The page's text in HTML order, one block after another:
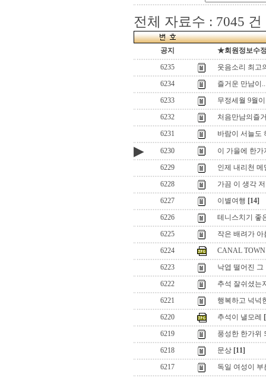
전체 자료수 : 7045 건
공지
★회원정보수
6235
웃음소리 최고
6234
즐거운 만남이
6233
무정세월 9월
6232
처음만남의즐
6231
바람이 서늘도
▶ 6230
이 가을에 한가
6229
인제 내리천 메
6228
가끔 이 생각
6227
이별여행 [14]
6226
테니스치기 좋
6225
작은 배려가 아
6224
CANAL TOWN
6223
낙엽 떨어진
6222
추석 잘쉬셨는
6221
행복하고 넉넉
6220
추석이 낼모레
6219
풍성한 한가위
6218
문상 [11]
6217
독일 여성이